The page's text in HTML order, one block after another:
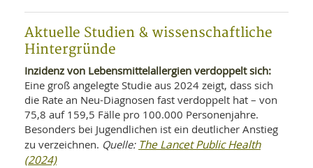
Aktuelle Studien & wissenschaftliche
Hintergründe
Inzidenz von Lebensmittelallergien verdoppelt sich:
Eine groß angelegte Studie aus 2024 zeigt, dass sich
die Rate an Neu-Diagnosen fast verdoppelt hat – von
75,8 auf 159,5 Fälle pro 100.000 Personenjahre.
Besonders bei Jugendlichen ist ein deutlicher Anstieg
zu verzeichnen. Quelle: The Lancet Public Health
(2024)